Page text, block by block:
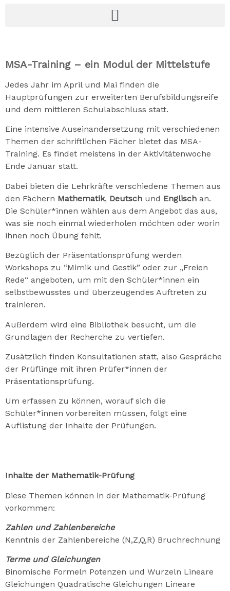
MSA-Training – ein Modul der Mittelstufe
Jedes Jahr im April und Mai finden die
Hauptprüfungen zur erweiterten Berufsbildungsreife
und dem mittleren Schulabschluss statt.
Eine intensive Auseinandersetzung mit verschiedenen
Themen der schriftlichen Fächer bietet das MSA-
Training. Es findet meistens in der Aktivitätenwoche
Ende Januar statt.
Dabei bieten die Lehrkräfte verschiedene Themen aus
den Fächern Mathematik, Deutsch und Englisch an.
Die Schüler*innen wählen aus dem Angebot das aus,
was sie noch einmal wiederholen möchten oder worin
ihnen noch Übung fehlt.
Bezüglich der Präsentationsprüfung werden
Workshops zu “Mimik und Gestik” oder zur „Freien
Rede“ angeboten, um mit den Schüler*innen ein
selbstbewusstes und überzeugendes Auftreten zu
trainieren.
Außerdem wird eine Bibliothek besucht, um die
Grundlagen der Recherche zu vertiefen.
Zusätzlich finden Konsultationen statt, also Gespräche
der Prüflinge mit ihren Prüfer*innen der
Präsentationsprüfung.
Um erfassen zu können, worauf sich die
Schüler*innen vorbereiten müssen, folgt eine
Auflistung der Inhalte der Prüfungen.
Inhalte der Mathematik-Prüfung
Diese Themen können in der Mathematik-Prüfung
vorkommen:
Zahlen und Zahlenbereiche
Kenntnis der Zahlenbereiche (N,Z,Q,R) Bruchrechnung
Terme und Gleichungen
Binomische Formeln Potenzen und Wurzeln Lineare
Gleichungen Quadratische Gleichungen Lineare